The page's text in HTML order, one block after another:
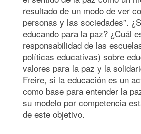
resultado de un modo de ver
personas y las sociedades”.
educando para la paz? ¿Cuál
responsabilidad de las
políticas educativas) sobre
valores para la paz y la
Freire, si la educación es un
como base para entender la
su modelo por competencia
de este objetivo.